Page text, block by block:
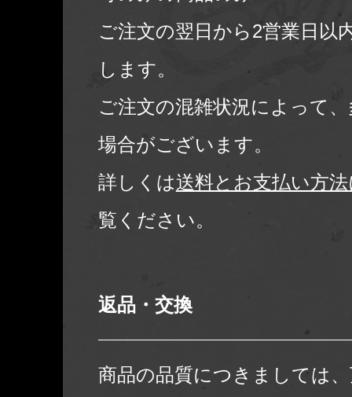
ご注文の翌日から2営業日以
します。
ご注文の混雑状況によって
場合がございます。
詳しくは送料とお支払い方
覧ください。
返品・交換
商品の品質につきましては